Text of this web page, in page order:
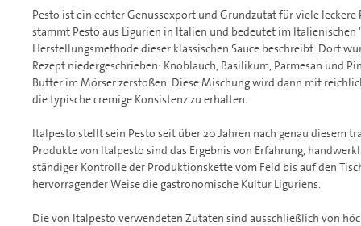
Pesto ist ein echter Genussexport und Grundzutat für viele
stammt Pesto aus Ligurien in Italien und bedeutet im Italienischen
Herstellungsmethode dieser klassischen Sauce beschreibt. Dort
Rezept niedergeschrieben: Knoblauch, Basilikum, Parmesan und
Butter im Mörser zerstoßen. Diese Mischung wird dann mit
die typische cremige Konsistenz zu erhalten.
Italpesto stellt sein Pesto seit über 20 Jahren nach genau diesem
Produkte von Italpesto sind das Ergebnis von Erfahrung,
ständiger Kontrolle der Produktionskette vom Feld bis auf den
hervorragender Weise die gastronomische Kultur Liguriens.
Die von Italpesto verwendeten Zutaten sind ausschließlich von